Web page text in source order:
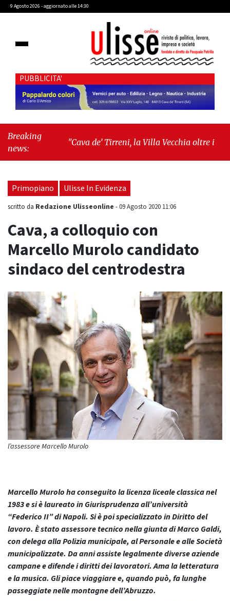
9 Agosto 2026 - aggiornato alle 14:30
PUBBLICITA'
Breaking
news:
"Cava de’ Tirreni, la Villa Vecchia oltre i vandali: il
“Serve chiarezza!”"
Primopiano Ulisse In Evidenza
scritto da Redazione Ulisseonline -09 Agosto 2020 11:06
Cava, a colloquio con
Marcello Murolo candidato
sindaco del centrodestra
l’assessore Marcello Murolo
Marcello Murolo ha conseguito la licenza liceale classica nel
1983 e si è laureato in Giurisprudenza all’università
“Federico II” di Napoli. Si è poi specializzato in Diritto del
lavoro. È stato assessore tecnico nella giunta di Marco Galdi,
con delega alla Polizia municipale, al Personale e alle Società
municipalizzate. Da anni assiste legalmente diverse aziende
campane e difende i diritti dei lavoratori. Ama la letteratura
e la musica. Gli piace viaggiare e, quando può, fa lunghe
passeggiate nelle montagne dell’Abruzzo.